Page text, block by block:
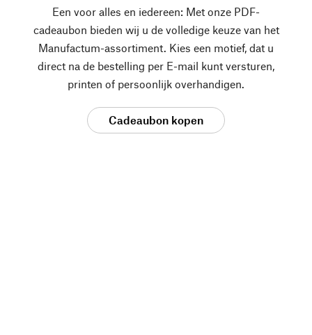
Een voor alles en iedereen: Met onze PDF-
cadeaubon bieden wij u de volledige keuze van het
Manufactum-assortiment. Kies een motief, dat u
direct na de bestelling per E-mail kunt versturen,
printen of persoonlijk overhandigen.
Cadeaubon kopen